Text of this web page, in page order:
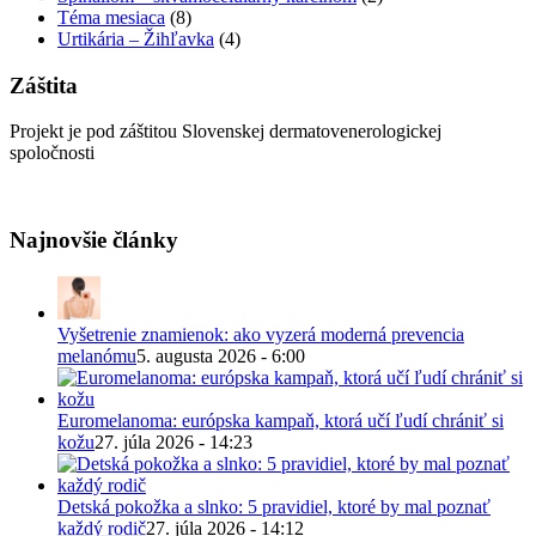
Téma mesiaca (8)
Urtikária – Žihľavka (4)
Záštita
Projekt je pod záštitou Slovenskej dermatovenerologickej
spoločnosti
Najnovšie články
Vyšetrenie znamienok: ako vyzerá moderná prevencia
melanómu5. augusta 2026 - 6:00
Euromelanoma: európska kampaň, ktorá učí ľudí chrániť si
kožu27. júla 2026 - 14:23
Detská pokožka a slnko: 5 pravidiel, ktoré by mal poznať
každý rodič27. júla 2026 - 14:12